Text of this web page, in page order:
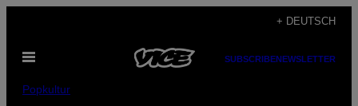
content
+ DEUTSCH
Open
SUBSCRIBENEWSLETTER
Popkultur